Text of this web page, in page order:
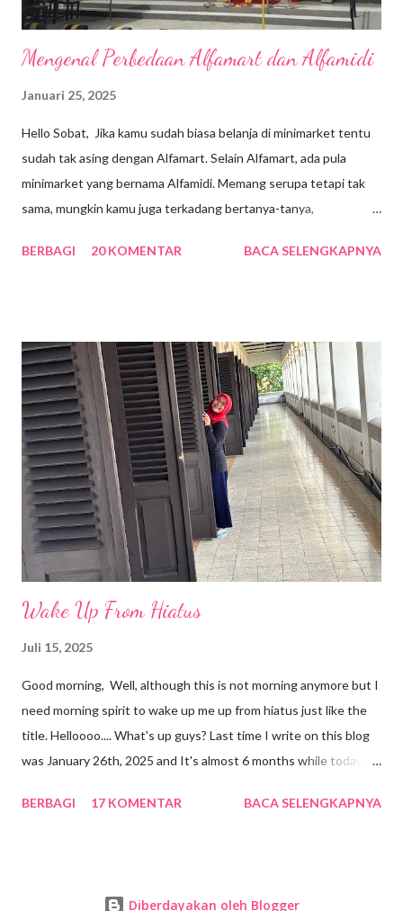
Mengenal Perbedaan Alfamart dan Alfamidi
Januari 25, 2025
Hello Sobat, Jika kamu sudah biasa belanja di minimarket tentu
sudah tak asing dengan Alfamart. Selain Alfamart, ada pula
minimarket yang bernama Alfamidi. Memang serupa tetapi tak
sama, mungkin kamu juga terkadang bertanya-tanya,
jawabannya dengan menyimak penjelasan di bawah ini! 1.
model bisnis baru, yakni sejenis swalayan dengan bentuk yang
lebih kecil. Karena kedua perusahaan tersebut tidak mungkin
bisa digabungkan, maka pada akhir bulan Juni 1999 berdirilah
perusahaan baru yang diberi nama PT Alfa Mitramart Utama. 2.
Tentang Alfamidi Sementara itu, Alfamidi bermula saat pertama
kali didirikan pada 28 Juni 2007. Tepat pada tanggal tersebut,
pebisnis sukses dan ternama asal Indonesia, yaitu Djok...
BERBAGI 20 KOMENTAR BACA SELENGKAPNYA
Wake Up From Hiatus
Juli 15, 2025
Good morning, Well, although this is not morning anymore but I
need morning spirit to wake up me up from hiatus just like the
title. Helloooo.... What's up guys? Last time I write on this blog
was January 26th, 2025 and It's almost 6 months while today is
my real life and I felt like I don't have any mood to write on my
BERBAGI 17 KOMENTAR BACA SELENGKAPNYA
Diberdayakan oleh Blogger